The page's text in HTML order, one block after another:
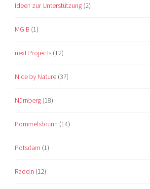
Ideen zur Unterstützung (2)
MG B (1)
next Projects (12)
Nice by Nature (37)
Nürnberg (18)
Pommelsbrunn (14)
Potsdam (1)
Radeln (12)